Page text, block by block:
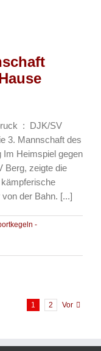
: DJK/SV
3. Mannschaft des
Heimspiel gegen
Berg, zeigte die
der Bahn. [...]
-
1 2 Vor